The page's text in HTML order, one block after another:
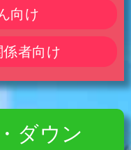
向け
者向け
ダウン